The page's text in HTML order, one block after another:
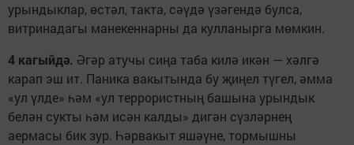
урындыклар, өстәл, такта, сәүдә үзәгендә булса,
витринадагы манекеннарны да кулланырга мөмкин.
4 кагыйдә. Әгәр атучы сиңа таба килә икән — хәлгә
карап эш ит. Паника вакытында бу җиңел түгел, әмма
«ул үлде» һәм «ул террористның башына урындык
белән сукты һәм исән калды» дигән сүзләрнең
аермасы бик зур. Һәрвакыт яшәүне, тормышны